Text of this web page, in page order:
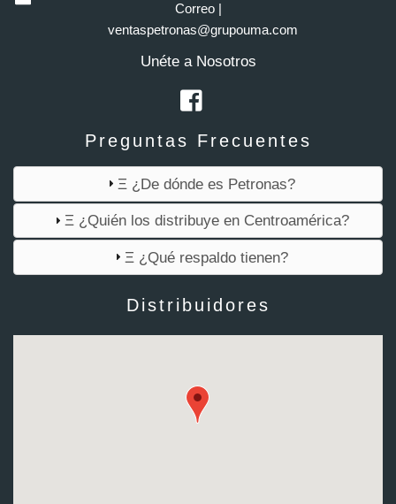
Correo |
ventaspetronas@grupouma.com
Unéte a Nosotros
Preguntas Frecuentes
Ξ ¿De dónde es Petronas?
Ξ ¿Quién los distribuye en Centroamérica?
Ξ ¿Qué respaldo tienen?
Distribuidores